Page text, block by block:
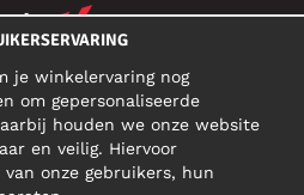
MEDIA
ADRES
je winkelervaring nog
om gepersonaliseerde
houden we onze website
en veilig. Hiervoor
van onze gebruikers, hun